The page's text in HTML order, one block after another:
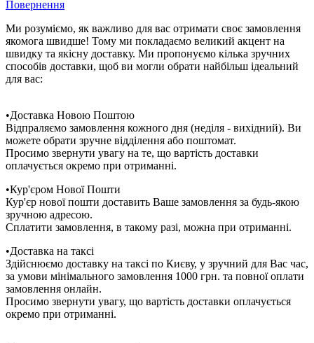
Повернення
Ми розуміємо, як важливо для вас отримати своє замовлення
якомога швидше! Тому ми покладаємо великий акцент на
швидку та якісну доставку. Ми пропонуємо кілька зручних
способів доставки, щоб ви могли обрати найбільш ідеальний
для вас:
•Доставка Новою Поштою
Відпраляємо замовлення кожного дня (неділя - вихідний). Ви
можете обрати зручне відділення або поштомат.
Просимо звернути увагу на те, що вартість доставки
оплачується окремо при отриманні.
•Кур'єром Нової Пошти
Кур'єр нової пошти доставить Ваше замовлення за будь-якою
зручною адресою.
Сплатити замовлення, в такому разі, можна при отриманні.
•Доставка на таксі
Здійснюємо доставку на таксі по Києву, у зручний для Вас час,
за умови мінімального замовлення 1000 грн. та повної оплати
замовлення онлайн.
Просимо звернути увагу, що вартість доставки оплачується
окремо при отриманні.